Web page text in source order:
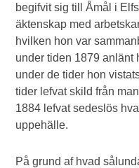
begifvit sig till Åmål i
äktenskap med
hvilken hon var
under tiden 1879 anlänt
under de tider hon
tider lefvat skild från
1884 lefvat sedeslös
uppehälle.
På grund af hvad